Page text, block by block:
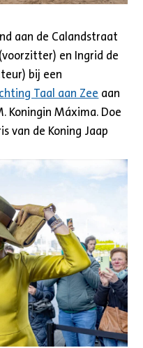
aan de Calandstraat
en Ingrid de
bij een
Taal aan Zee aan
Koningin Máxima. Doe
van de Koning Jaap